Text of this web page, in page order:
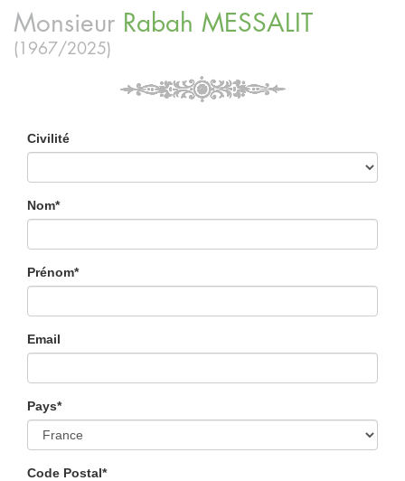
Monsieur Rabah MESSALIT
(1967/2025)
Civilité
Nom*
Prénom*
Email
Pays*
Code Postal*